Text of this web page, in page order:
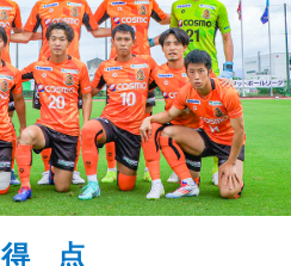
得 点